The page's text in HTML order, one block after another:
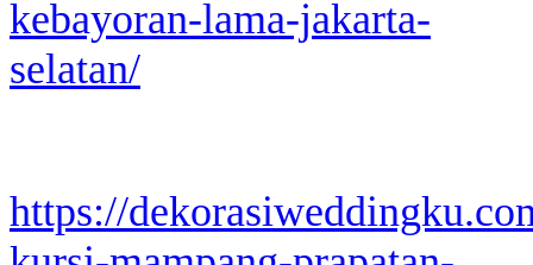
kebayoran-lama-jakarta-
selatan/
https://